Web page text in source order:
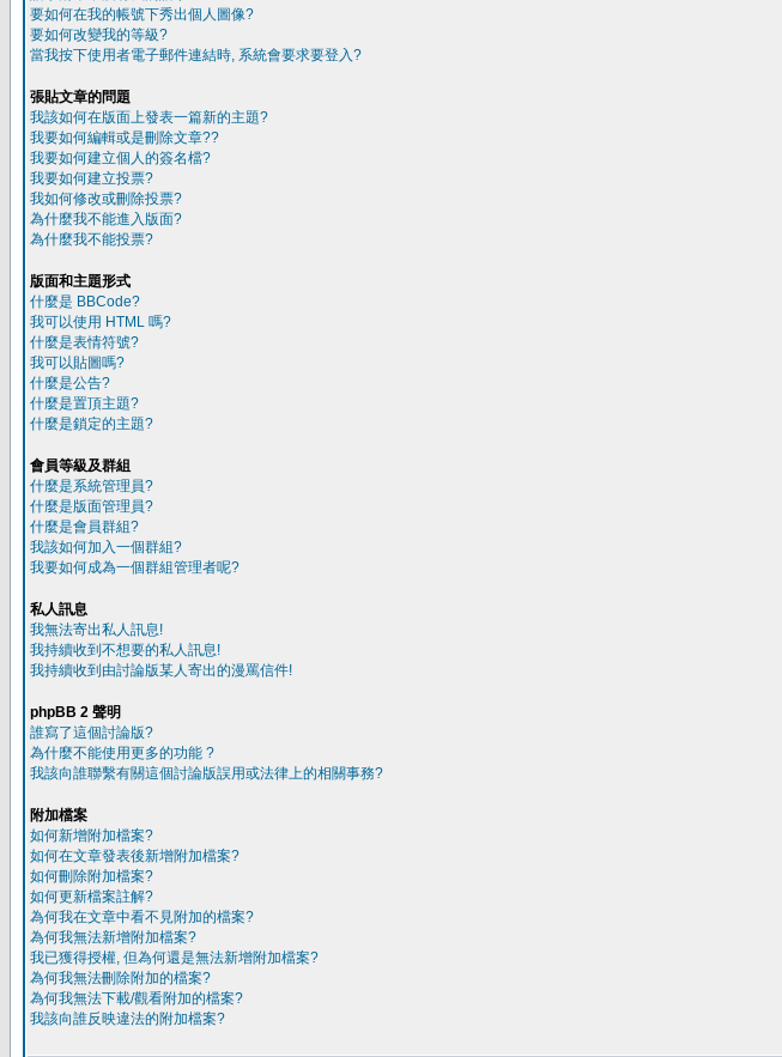
要如何在我的帳號下秀出個人圖像?
要如何改變我的等級?
當我按下使用者電子郵件連結時, 系統會要求要登入?
張貼文章的問題
我該如何在版面上發表一篇新的主題?
我要如何編輯或是刪除文章??
我要如何建立個人的簽名檔?
我要如何建立投票?
我如何修改或刪除投票?
為什麼我不能進入版面?
為什麼我不能投票?
版面和主題形式
什麼是 BBCode?
我可以使用 HTML 嗎?
什麼是表情符號?
我可以貼圖嗎?
什麼是公告?
什麼是置頂主題?
什麼是鎖定的主題?
會員等級及群組
什麼是系統管理員?
什麼是版面管理員?
什麼是會員群組?
我該如何加入一個群組?
我要如何成為一個群組管理者呢?
私人訊息
我無法寄出私人訊息!
我持續收到不想要的私人訊息!
我持續收到由討論版某人寄出的漫罵信件!
phpBB 2 聲明
誰寫了這個討論版?
為什麼不能使用更多的功能 ?
我該向誰聯繫有關這個討論版誤用或法律上的相關事務?
附加檔案
如何新增附加檔案?
如何在文章發表後新增附加檔案?
如何刪除附加檔案?
如何更新檔案註解?
為何我在文章中看不見附加的檔案?
為何我無法新增附加檔案?
我已獲得授權, 但為何還是無法新增附加檔案?
為何我無法刪除附加的檔案?
為何我無法下載/觀看附加的檔案?
我該向誰反映違法的附加檔案?